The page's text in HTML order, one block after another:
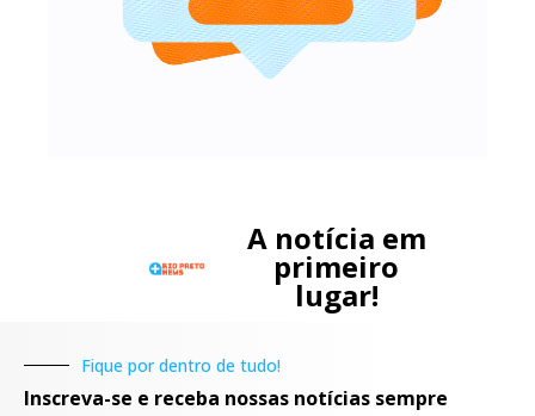
A notícia em
primeiro
lugar!
Fique por dentro de tudo!
Inscreva-se e receba nossas notícias sempre